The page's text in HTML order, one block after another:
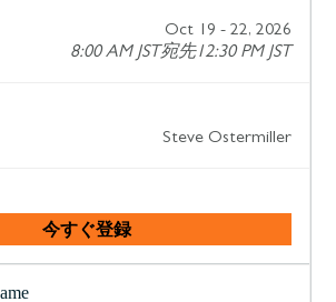
Oct 19 - 22, 2026
8:00 AM JST宛先12:30 PM JST
Steve Ostermiller
今すぐ登録